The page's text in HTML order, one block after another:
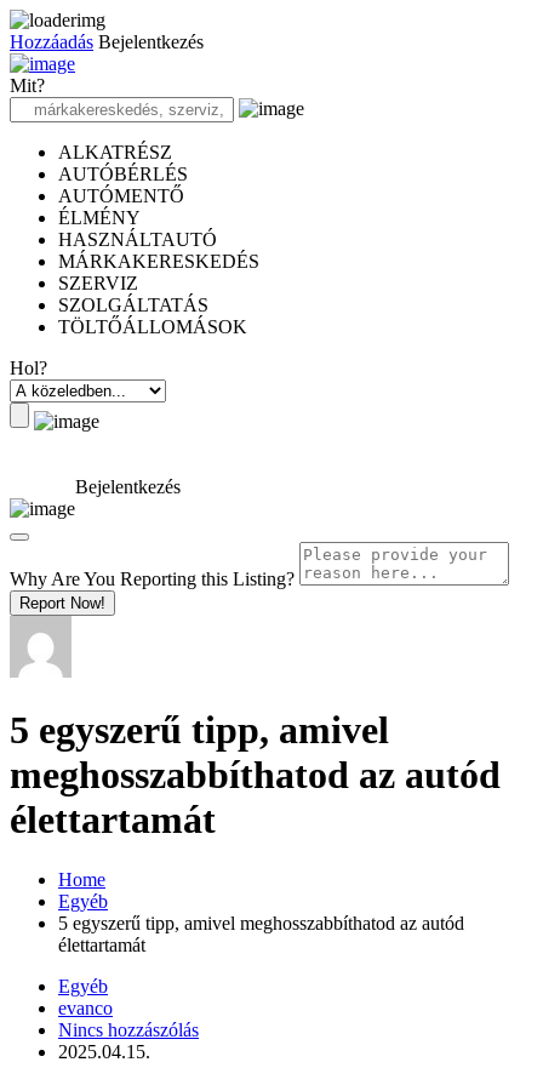
Hozzáadás Bejelentkezés
Mit?
ALKATRÉSZ
AUTÓBÉRLÉS
AUTÓMENTŐ
ÉLMÉNY
HASZNÁLTAUTÓ
MÁRKAKERESKEDÉS
SZERVIZ
SZOLGÁLTATÁS
TÖLTŐÁLLOMÁSOK
Hol?
Bejelentkezés
Why Are You Reporting this Listing?
Report Now!
5 egyszerű tipp, amivel
meghosszabbíthatod az autód
élettartamát
Home
Egyéb
5 egyszerű tipp, amivel meghosszabbíthatod az autód
élettartamát
Egyéb
evanco
Nincs hozzászólás
2025.04.15.